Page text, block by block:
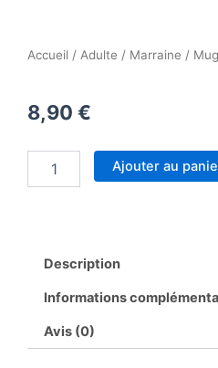
Accueil / Adulte / Marraine /
8,90 €
Marraine
Ajouter au
Description
Informations
Avis (0)